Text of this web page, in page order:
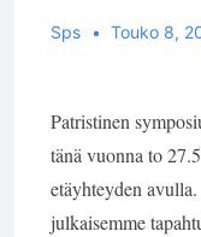
Sps Touko 8,
Patristinen
tänä vuonna to
etäyhteyden avulla.
julkaisemme